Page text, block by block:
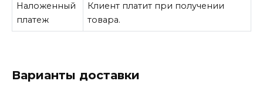
Наложенный
платеж
Клиент платит при получении
товара.
Варианты доставки